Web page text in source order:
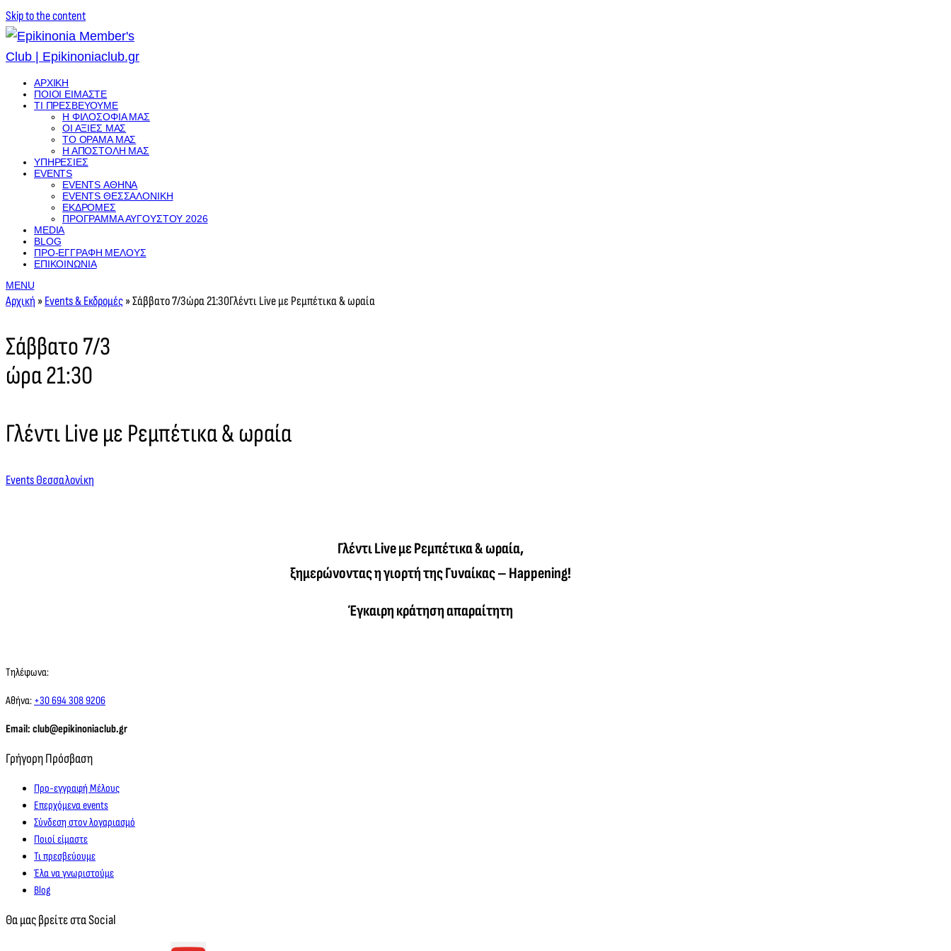
Skip to the content
ΑΡΧΙΚΉ
ΠΟΙΟΊ ΕΊΜΑΣΤΕ
ΤΙ ΠΡΕΣΒΕΎΟΥΜΕ
Η ΦΙΛΟΣΟΦΊΑ ΜΑΣ
ΟΙ ΑΞΊΕΣ ΜΑΣ
ΤΟ ΌΡΑΜΑ ΜΑΣ
Η ΑΠΟΣΤΟΛΉ ΜΑΣ
ΥΠΗΡΕΣΊΕΣ
EVENTS
EVENTS ΑΘΉΝΑ
EVENTS ΘΕΣΣΑΛΟΝΊΚΗ
ΕΚΔΡΟΜΈΣ
ΠΡΌΓΡΑΜΜΑ ΑΥΓΟΎΣΤΟΥ 2026
MEDIA
BLOG
ΠΡΟ-ΕΓΓΡΑΦΉ ΜΈΛΟΥΣ
ΕΠΙΚΟΙΝΩΝΊΑ
MENU
Αρχική »Events & Εκδρομές»Σάββατο 7/3ώρα 21:30Γλέντι Live με Ρεμπέτικα & ωραία
Σάββατο 7/3
ώρα 21:30
Γλέντι Live με Ρεμπέτικα & ωραία
Events Θεσσαλονίκη
Γλέντι Live με Ρεμπέτικα & ωραία,
ξημερώνοντας η γιορτή της Γυναίκας – Happening!
Έγκαιρη κράτηση απαραίτητη
Τηλέφωνα:
Αθήνα: +30 694 308 9206
Email: club@epikinoniaclub.gr
Γρήγορη Πρόσβαση
Προ-εγγραφή Μέλους
Επερχόμενα events
Σύνδεση στον λογαριασμό
Ποιοί είμαστε
Τι πρεσβεύουμε
Έλα να γνωριστούμε
Blog
Θα μας βρείτε στα Social